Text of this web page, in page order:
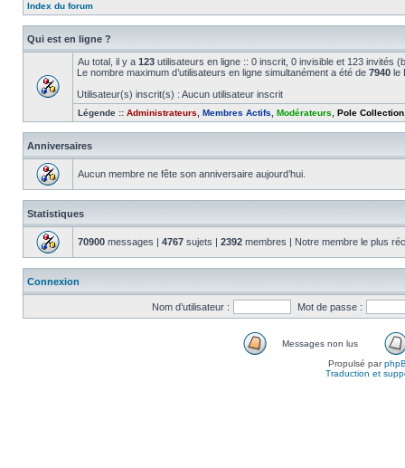
Index du forum
Qui est en ligne ?
Au total, il y a 123 utilisateurs en ligne :: 0 inscrit, 0 invisible et 123 invités
Le nombre maximum d’utilisateurs en ligne simultanément a été de 7940 le
Utilisateur(s) inscrit(s) : Aucun utilisateur inscrit
Légende :: Administrateurs Membres Actifs Modérateurs Pole Collection
Anniversaires
Aucun membre ne fête son anniversaire aujourd’hui.
Statistiques
70900 messages | 4767 sujets | 2392 membres | Notre membre le plus
Connexion
Nom d’utilisateur : Mot de passe :
Messages non lus
Propulsé par
Traduction et